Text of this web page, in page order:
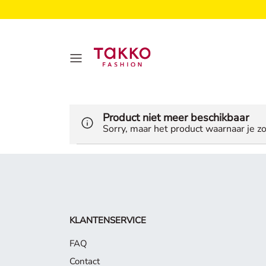
Product niet meer beschikbaar
Sorry, maar het product waarnaar je
KLANTENSERVICE
FAQ
Contact